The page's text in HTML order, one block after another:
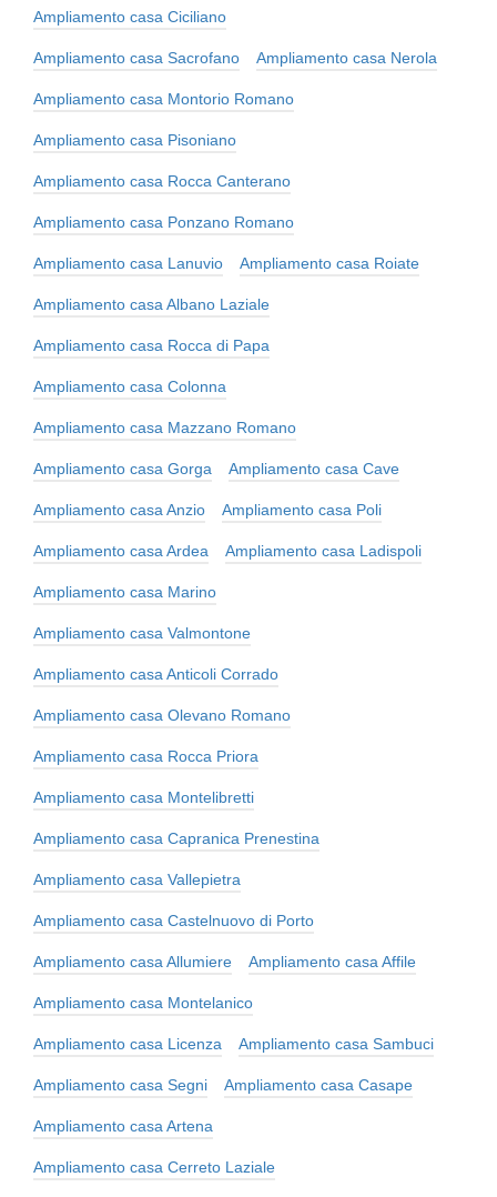
Ampliamento casa Ciciliano
Ampliamento casa Sacrofano Ampliamento casa Nerola
Ampliamento casa Montorio Romano
Ampliamento casa Pisoniano
Ampliamento casa Rocca Canterano
Ampliamento casa Ponzano Romano
Ampliamento casa Lanuvio Ampliamento casa Roiate
Ampliamento casa Albano Laziale
Ampliamento casa Rocca di Papa
Ampliamento casa Colonna
Ampliamento casa Mazzano Romano
Ampliamento casa Gorga Ampliamento casa Cave
Ampliamento casa Anzio Ampliamento casa Poli
Ampliamento casa Ardea Ampliamento casa Ladispoli
Ampliamento casa Marino
Ampliamento casa Valmontone
Ampliamento casa Anticoli Corrado
Ampliamento casa Olevano Romano
Ampliamento casa Rocca Priora
Ampliamento casa Montelibretti
Ampliamento casa Capranica Prenestina
Ampliamento casa Vallepietra
Ampliamento casa Castelnuovo di Porto
Ampliamento casa Allumiere Ampliamento casa Affile
Ampliamento casa Montelanico
Ampliamento casa Licenza Ampliamento casa Sambuci
Ampliamento casa Segni Ampliamento casa Casape
Ampliamento casa Artena
Ampliamento casa Cerreto Laziale